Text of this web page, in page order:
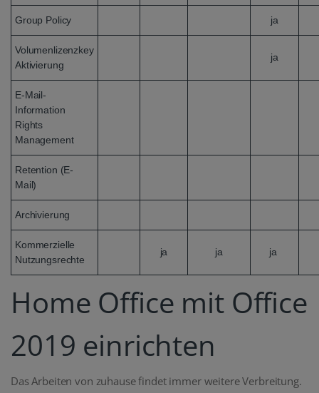
Group Policy ja
Volumenlizenzkey
Aktivierung
ja
E-Mail-
Information
Rights
Management
Retention (E-
Mail)
Archivierung
Kommerzielle
Nutzungsrechte
ja ja ja
Home Office mit Office
2019 einrichten
Das Arbeiten von zuhause findet immer weitere Verbreitung.